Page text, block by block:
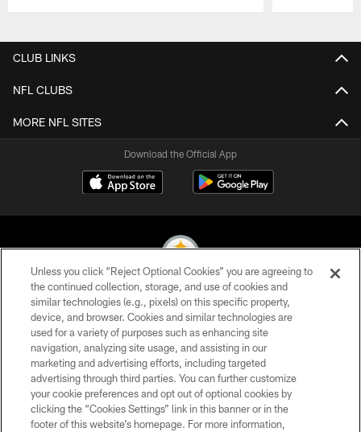
CLUB LINKS
NFL CLUBS
MORE NFL SITES
Download the Official App
© 2026 Pittsburgh Steelers. All Rights Reserved
PRIVACY POLICY
TERMS OF USE
ACCESSIBILITY
CONTACT US
Unless you click “Reject Optional Cookies” you are agreeing to
the continued collection, storage, and use of cookies and
similar technologies (e.g., pixels) on this specific property,
device, and browser. Cookies and similar technologies are
used for a variety of purposes such as enhancing site
navigation, analyzing site usage, and assisting in our
marketing and advertising efforts, including targeted
advertising through third parties. You can further customize
your cookie preferences and opt out of optional cookies by
clicking the “Cookies Settings” link in this banner or in the
footer of this website’s homepage. For more information,